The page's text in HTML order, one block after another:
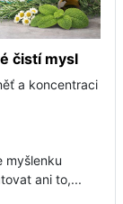
čistí mysl
a koncentraci
myšlenku
ani to,...